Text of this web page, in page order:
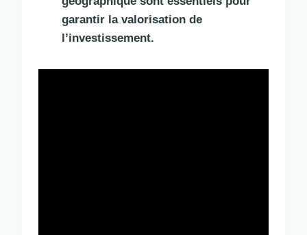
garantir la valorisation de
l’investissement.